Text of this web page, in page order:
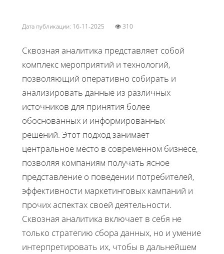
Дата публикации: 16-11-2025 310
Сквозная аналитика представляет собой
комплекс мероприятий и технологий,
позволяющий оперативно собирать и
анализировать данные из различных
источников для принятия более
обоснованных и информированных
решений. Этот подход занимает
центральное место в современном бизнесе,
позволяя компаниям получать ясное
представление о поведении потребителей,
эффективности маркетинговых кампаний и
прочих аспектах своей деятельности.
Сквозная аналитика включает в себя не
только стратегию сбора данных, но и умение
интерпретировать их, чтобы в дальнейшем